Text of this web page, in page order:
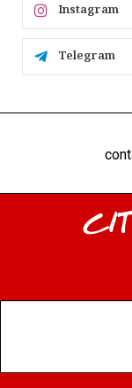
Instagram
Telegram